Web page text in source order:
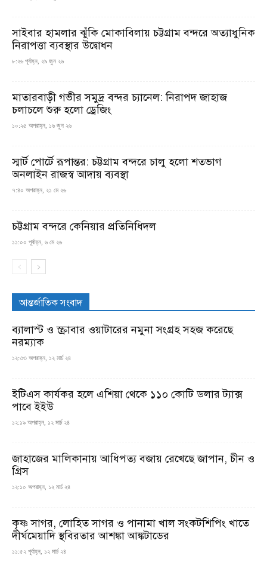
সাইবার হামলার ঝুঁকি মোকাবিলায় চট্টগ্রাম বন্দরে অত্যাধুনিক
নিরাপত্তা ব্যবস্থার উদ্বোধন
৮:২৬ পূর্বাহ্ন, ২৯ জুন ২৬
মাতারবাড়ী গভীর সমুদ্র বন্দর চ্যানেল: নিরাপদ জাহাজ
চলাচলে শুরু হলো ড্রেজিং
১০:২৫ অপরাহ্ন, ১৬ জুন ২৬
স্মার্ট পোর্টে রূপান্তর: চট্টগ্রাম বন্দরে চালু হলো শতভাগ
অনলাইন রাজস্ব আদায় ব্যবস্থা
৭:৪০ অপরাহ্ন, ২১ মে ২৬
চট্টগ্রাম বন্দরে কেনিয়ার প্রতিনিধিদল
১১:০০ পূর্বাহ্ন, ৬ মে ২৬
আন্তর্জাতিক সংবাদ
ব্যালাস্ট ও স্ক্রাবার ওয়াটারের নমুনা সংগ্রহ সহজ করেছে
নরম্যাক
১২:৩৩ অপরাহ্ন, ১২ মার্চ ২৪
ইটিএস কার্যকর হলে এশিয়া থেকে ১১০ কোটি ডলার ট্যাক্স
পাবে ইইউ
১২:১৯ অপরাহ্ন, ১২ মার্চ ২৪
জাহাজের মালিকানায় আধিপত্য বজায় রেখেছে জাপান, চীন ও
গ্রিস
১২:১০ অপরাহ্ন, ১২ মার্চ ২৪
কৃষ্ণ সাগর, লোহিত সাগর ও পানামা খাল সংকটশিপিং খাতে
দীর্ঘমেয়াদি স্থবিরতার আশঙ্কা আঙ্কটাডের
১১:৫২ পূর্বাহ্ন, ১২ মার্চ ২৪